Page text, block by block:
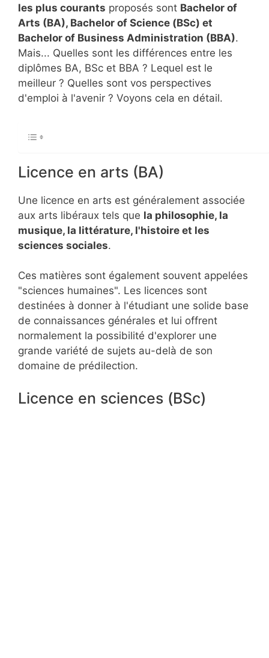
les plus courants proposés sont Bachelor of
Arts (BA), Bachelor of Science (BSc) et
Bachelor of Business Administration (BBA).
Mais... Quelles sont les différences entre les
diplômes BA, BSc et BBA ? Lequel est le
meilleur ? Quelles sont vos perspectives
d'emploi à l'avenir ? Voyons cela en détail.
Licence en arts (BA)
Une licence en arts est généralement associée
aux arts libéraux tels que la philosophie, la
musique, la littérature, l'histoire et les
sciences sociales.
Ces matières sont également souvent appelées
"sciences humaines". Les licences sont
destinées à donner à l'étudiant une solide base
de connaissances générales et lui offrent
normalement la possibilité d'explorer une
grande variété de sujets au-delà de son
domaine de prédilection.
Licence en sciences (BSc)